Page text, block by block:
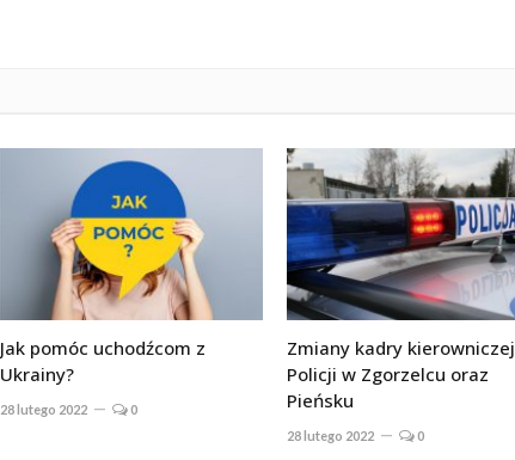
Jak pomóc uchodźcom z
Ukrainy?
28 lutego 2022 0
Zmiany kadry kierowniczej
Policji w Zgorzelcu oraz
Pieńsku
28 lutego 2022 0